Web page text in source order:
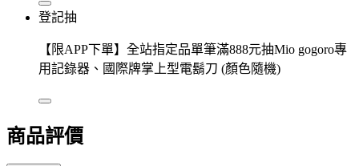
登記抽
【限APP下單】全站指定品單筆滿888元抽Mio gogoro專
用記錄器、國際牌掌上型電鬍刀 (顏色隨機)
商品評價